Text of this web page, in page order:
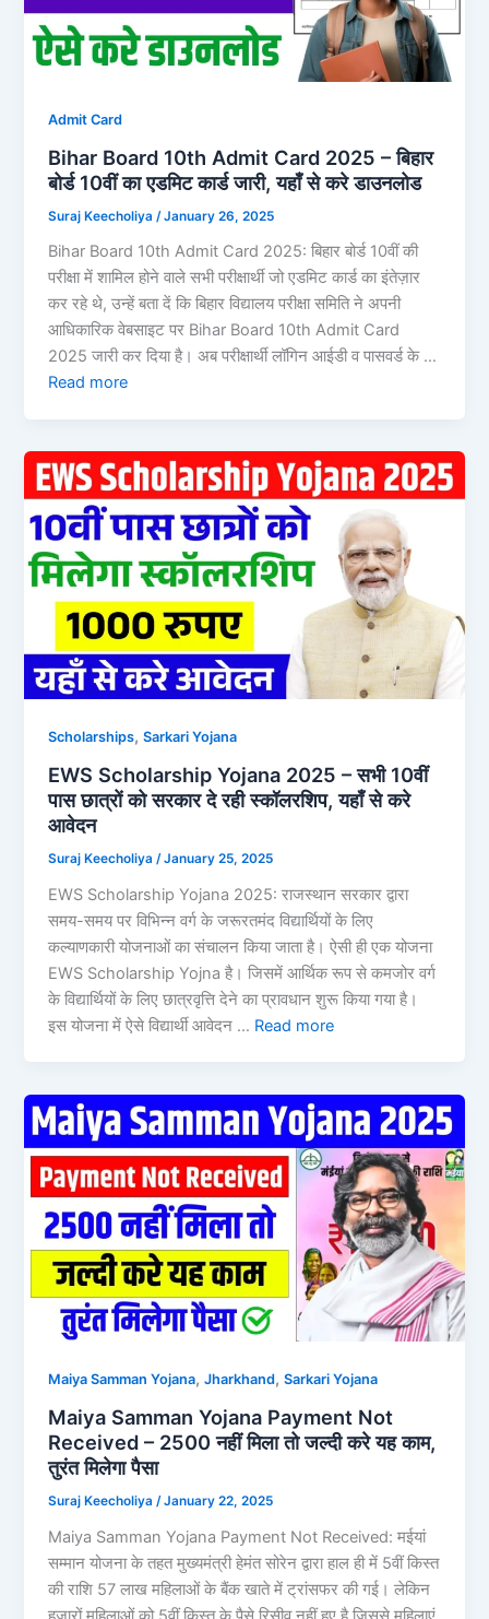
Admit Card
Bihar Board 10th Admit Card 2025 – बिहार
बोर्ड 10वीं का एडमिट कार्ड जारी, यहाँ से करे डाउनलोड
Suraj Keecholiya /January 26, 2025
Bihar Board 10th Admit Card 2025: बिहार बोर्ड 10वीं की
परीक्षा में शामिल होने वाले सभी परीक्षार्थी जो एडमिट कार्ड का इंतेज़ार
कर रहे थे, उन्हें बता दें कि बिहार विद्यालय परीक्षा समिति ने अपनी
आधिकारिक वेबसाइट पर Bihar Board 10th Admit Card
2025 जारी कर दिया है। अब परीक्षार्थी लॉगिन आईडी व पासवर्ड के …
Read more
Scholarships,Sarkari Yojana
EWS Scholarship Yojana 2025 – सभी 10वीं
पास छात्रों को सरकार दे रही स्कॉलरशिप, यहाँ से करे
आवेदन
Suraj Keecholiya /January 25, 2025
EWS Scholarship Yojana 2025: राजस्थान सरकार द्वारा
समय-समय पर विभिन्न वर्ग के जरूरतमंद विद्यार्थियों के लिए
कल्याणकारी योजनाओं का संचालन किया जाता है। ऐसी ही एक योजना
EWS Scholarship Yojna है। जिसमें आर्थिक रूप से कमजोर वर्ग
के विद्यार्थियों के लिए छात्रवृत्ति देने का प्रावधान शुरू किया गया है।
इस योजना में ऐसे विद्यार्थी आवेदन … Read more
Maiya Samman Yojana,Jharkhand,Sarkari Yojana
Maiya Samman Yojana Payment Not
Received – 2500 नहीं मिला तो जल्दी करे यह काम,
तुरंत मिलेगा पैसा
Suraj Keecholiya /January 22, 2025
Maiya Samman Yojana Payment Not Received: मईयां
सम्मान योजना के तहत मुख्यमंत्री हेमंत सोरेन द्वारा हाल ही में 5वीं किस्त
की राशि 57 लाख महिलाओं के बैंक खाते में ट्रांसफर की गई। लेकिन